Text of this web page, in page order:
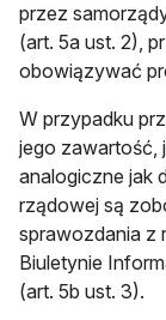
przez
(art. 5a ust. 2),
obowiązywać
W przypadku
jego zawartość,
analogiczne jak
rządowej są
sprawozdania z
Biuletynie
(art. 5b ust. 3).